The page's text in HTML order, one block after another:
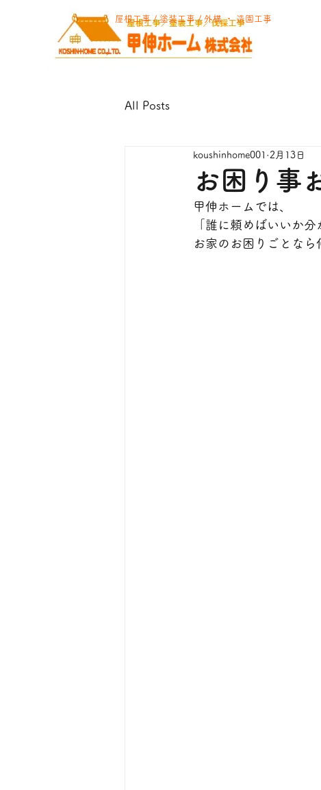
屋根工事 / 塗装工事 / 外構 ・ 造園工事
All Posts
お困り事
koushinhome001 2月13日
甲伸ホームでは、
「誰に頼めばいいか分
お家のお困りごとな